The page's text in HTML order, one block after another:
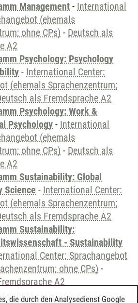
Management - International
(ehemals
ohne CPs) - Deutsch als
A2
Psychology: Psychology
- International Center:
(ehemals Sprachenzentrum;
als Fremdsprache A2
Psychology: Work &
Psychology - International
(ehemals
ohne CPs) - Deutsch als
A2
Sustainability: Global
Science - International Center:
(ehemals Sprachenzentrum;
als Fremdsprache A2
Sustainability:
- Sustainability
Center: Sprachangebot
ohne CPs) -
A2
- International Center:
die durch den Analysedienst Google